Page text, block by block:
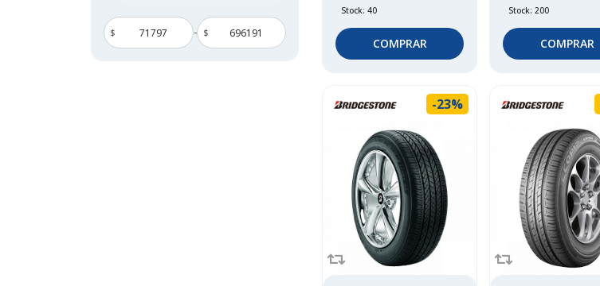
$ - $
Stock: 40
COMPRAR
Stock: 200
COMPRAR
-23%